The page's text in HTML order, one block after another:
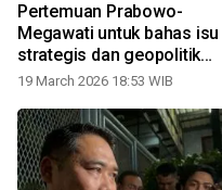
Pertemuan Prabowo-
Megawati untuk bahas isu
strategis dan geopolitik
global
19 March 2026 18:53 WIB